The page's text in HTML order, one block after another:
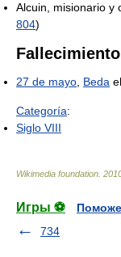
Alcuin, misionario y
804)
27 de mayo Beda
Categoría:
Siglo VIII
Wikimedia foundation
Игры ⚽
734